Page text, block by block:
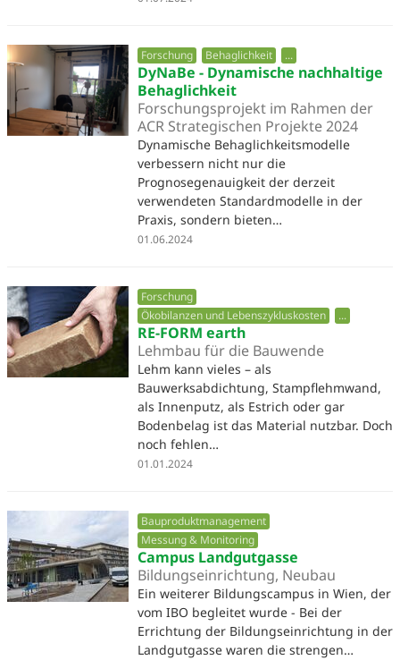
Forschung Behaglichkeit ...
DyNaBe - Dynamische nachhaltige
Behaglichkeit
Forschungsprojekt im Rahmen der
ACR Strategischen Projekte 2024
Dynamische Behaglichkeitsmodelle
verbessern nicht nur die
Prognosegenauigkeit der derzeit
verwendeten Standardmodelle in der
Praxis, sondern bieten…
01.06.2024
Forschung
Ökobilanzen und Lebenszykluskosten
...
RE-FORM earth
Lehmbau für die Bauwende
Lehm kann vieles – als
Bauwerksabdichtung, Stampflehmwand,
als Innenputz, als Estrich oder gar
Bodenbelag ist das Material nutzbar. Doch
noch fehlen…
01.01.2024
Bauproduktmanagement
Messung & Monitoring
Campus Landgutgasse
Bildungseinrichtung, Neubau
Ein weiterer Bildungscampus in Wien, der
vom IBO begleitet wurde - Bei der
Errichtung der Bildungseinrichtung in der
Landgutgasse waren die strengen…